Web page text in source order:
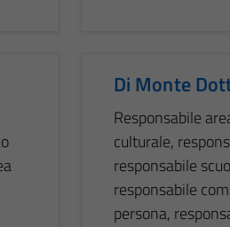
Di Monte
Responsabile
culturale,
responsabile
responsabile
persona,